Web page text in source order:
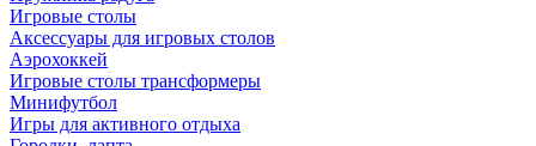
Игровые столы
Аксессуары для игровых столов
Аэрохоккей
Игровые столы трансформеры
Минифутбол
Игры для активного отдыха